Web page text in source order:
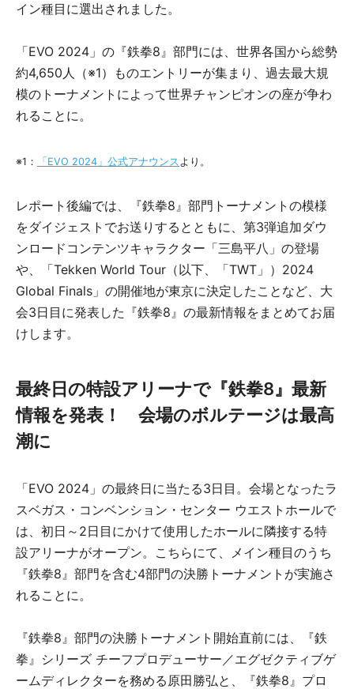
イン種目に選出されました。
「EVO 2024」の『鉄拳8』部門には、世界各国から総勢
約4,650人（※1）ものエントリーが集まり、過去最大規
模のトーナメントによって世界チャンピオンの座が争わ
れることに。
※1： 「EVO 2024」公式アナウンスより。
レポート後編では、『鉄拳8』部門トーナメントの模様
をダイジェストでお送りするとともに、第3弾追加ダウ
ンロードコンテンツキャラクター「三島平八」の登場
や、「Tekken World Tour（以下、「TWT」）2024
Global Finals」の開催地が東京に決定したことなど、大
会3日目に発表した『鉄拳8』の最新情報をまとめてお届
けします。
最終日の特設アリーナで『鉄拳8』最新
情報を発表！ 会場のボルテージは最高
潮に
「EVO 2024」の最終日に当たる3日目。会場となったラ
スベガス・コンベンション・センター ウエストホールで
は、初日～2日目にかけて使用したホールに隣接する特
設アリーナがオープン。こちらにて、メイン種目のうち
『鉄拳8』部門を含む4部門の決勝トーナメントが実施さ
れることに。
『鉄拳8』部門の決勝トーナメント開始直前には、『鉄
拳』シリーズ チーフプロデューサー／エグゼクティブゲ
ームディレクターを務める原田勝弘と、『鉄拳8』プロ